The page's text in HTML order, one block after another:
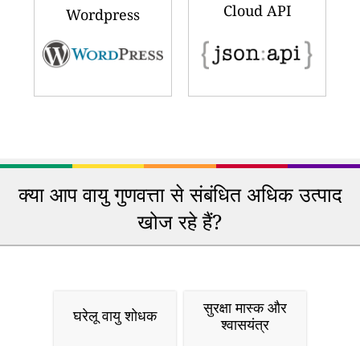
Wordpress Cloud API
क्या आप वायु गुणवत्ता से संबंधित अधिक उत्पाद
खोज रहे हैं?
घरेलू वायु शोधक
सुरक्षा मास्क और
श्वासयंत्र